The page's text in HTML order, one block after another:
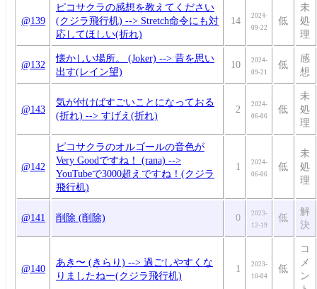
@139
ピコサクラの感想を教えてください
(クジラ飛行机) --> Stretch命令にも対
応してほしい(折れ)
14
2024-
09-22
低
未
処
理
@132
懐かしい場所。 (Joker) --> 昔を思い
出す(レイン望)
10
2024-
09-21
低
感
想
@143
気が付けばすごいことになっておる
(折れ) --> すげえ(折れ)
2
2024-
06-06
低
未
処
理
@142
ピコサクラのオルゴールの音色が
Very Goodですね！ (rana) -->
YouTubeで3000超えですね！(クジラ
飛行机)
1
2024-
06-06
低
未
処
理
@141 削除 (削除) 0
2023-
12-19
低
解
決
@140
あき〜 (きらり) --> 過ごしやすくな
りましたねー(クジラ飛行机)
1
2023-
10-04
低
コ
メ
ン